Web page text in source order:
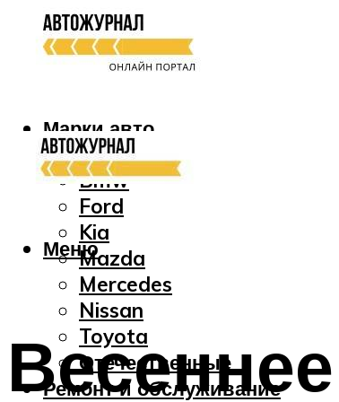
Марки авто
Audi
Bmw
Ford
Kia
Mazda
Mercedes
Nissan
Toyota
Отечественные
Ремонт и обслуживание
Меню